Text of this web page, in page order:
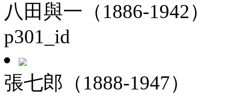
八田與一（1886-1942）
p301_id
張七郎（1888-1947）